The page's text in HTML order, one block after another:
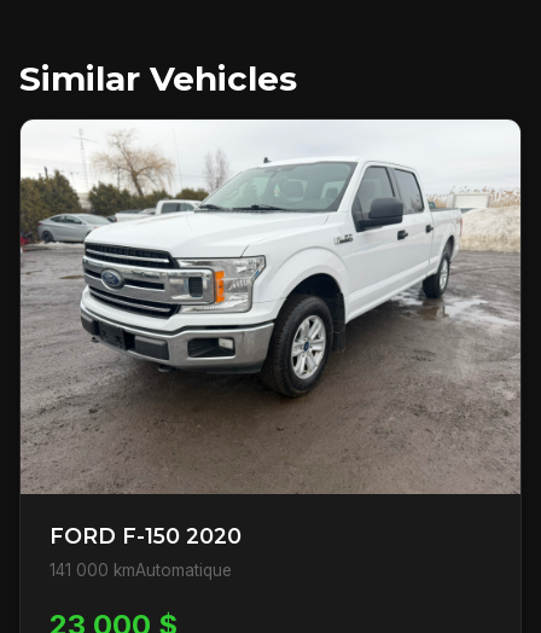
Similar Vehicles
FORD F-150 2020
141 000 kmAutomatique
23 000 $